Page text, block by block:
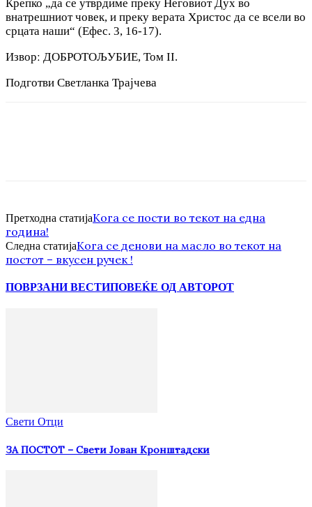
Крепко „да се утврдиме преку Неговиот Дух во
внатрешниот човек, и преку верата Христос да се всели во
срцата наши“ (Ефес. 3, 16-17).
Изворː ДОБРОТОЉУБИЕ, Том II.
Подготви Светланка Трајчева
Претходна статијаКога се пости во текот на една
година!
Следна статијаКога се денови на масло во текот на
постот – вкусен ручек !
ПОВРЗАНИ ВЕСТИПОВЕЌЕ ОД АВТОРОТ
Свети Отци
ЗА ПОСТОТ – Свети Јован Кронштадски